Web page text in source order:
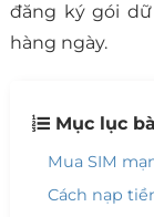
đăng ký gói
hàng ngày.
Mục lục
Mua SIM
Cách nạp